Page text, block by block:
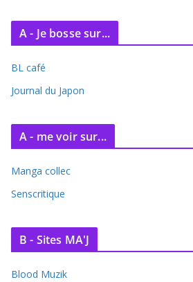
c
v
e
A - Je bosse sur...
BL café
Journal du Japon
A - me voir sur...
Manga collec
Senscritique
B - Sites MA'J
Blood Muzik